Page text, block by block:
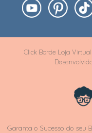
Click Borde Loja
Garanta o Sucesso do seu